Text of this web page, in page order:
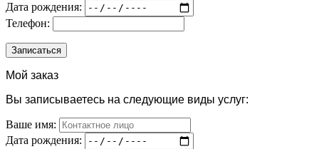
Дата рождения:
Телефон:
Мой заказ
Вы записываетесь на следующие виды услуг:
Ваше имя:
Дата рождения: